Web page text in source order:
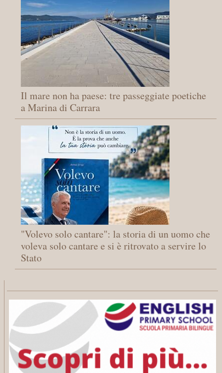
Il mare non ha paese: tre passeggiate poetiche
a Marina di Carrara
"Volevo solo cantare": la storia di un uomo che
voleva solo cantare e si è ritrovato a servire lo
Stato